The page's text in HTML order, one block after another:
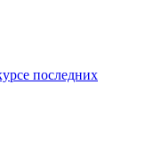
последних